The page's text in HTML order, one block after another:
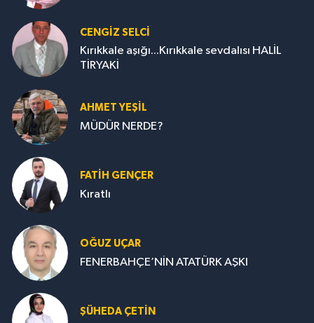
CENGİZ SELCİ
Kırıkkale aşığı...Kırıkkale sevdalısı HALİL
TİRYAKİ
AHMET YEŞİL
MÜDÜR NERDE?
FATIH GENÇER
Kıratlı
OĞUZ UÇAR
FENERBAHÇE’NİN ATATÜRK AŞKI
ŞÜHEDA ÇETİN